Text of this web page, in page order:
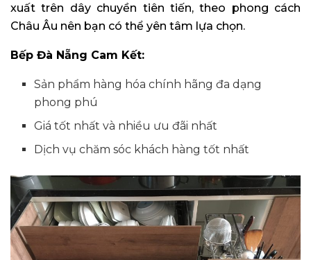
xuất trên dây chuyền tiên tiến, theo phong cách
Châu Âu nên bạn có thể yên tâm lựa chọn.
Bếp Đà Nẵng Cam Kết:
Sản phẩm hàng hóa chính hãng đa dạng
phong phú
Giá tốt nhất và nhiều ưu đãi nhất
Dịch vụ chăm sóc khách hàng tốt nhất